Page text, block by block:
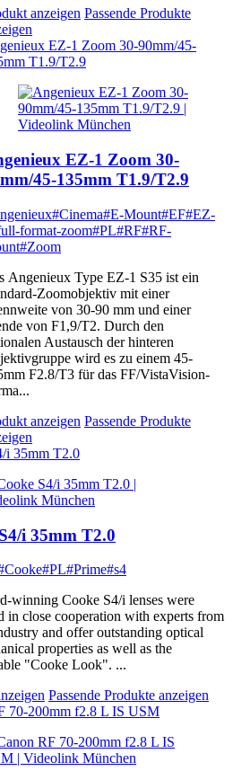
anzeigen Passende Produkte
EZ-1 Zoom 30-90mm/45-
T1.9/T2.9
EZ-1 Zoom 30-
45-135mm T1.9/T2.9
#Cinema#E-Mount#EF#EZ-
format-zoom#PL#RF#RF-
#Zoom
Angenieux Type EZ-1 S35 ist ein
Zoomobjektiv mit einer
von 30-90 mm und einer
von F1,9/T2. Durch den
Austausch der hinteren
wird es zu einem 45-
F2.8/T3 für das FF/VistaVision-
anzeigen Passende Produkte
i 35mm T2.0
i 35mm T2.0
#PL#Prime#s4
winning Cooke S4/i lenses were
in close cooperation with experts from
and offer outstanding optical
properties as well as the
"Cooke Look". ...
Passende Produkte anzeigen
70-200mm f2.8 L IS USM